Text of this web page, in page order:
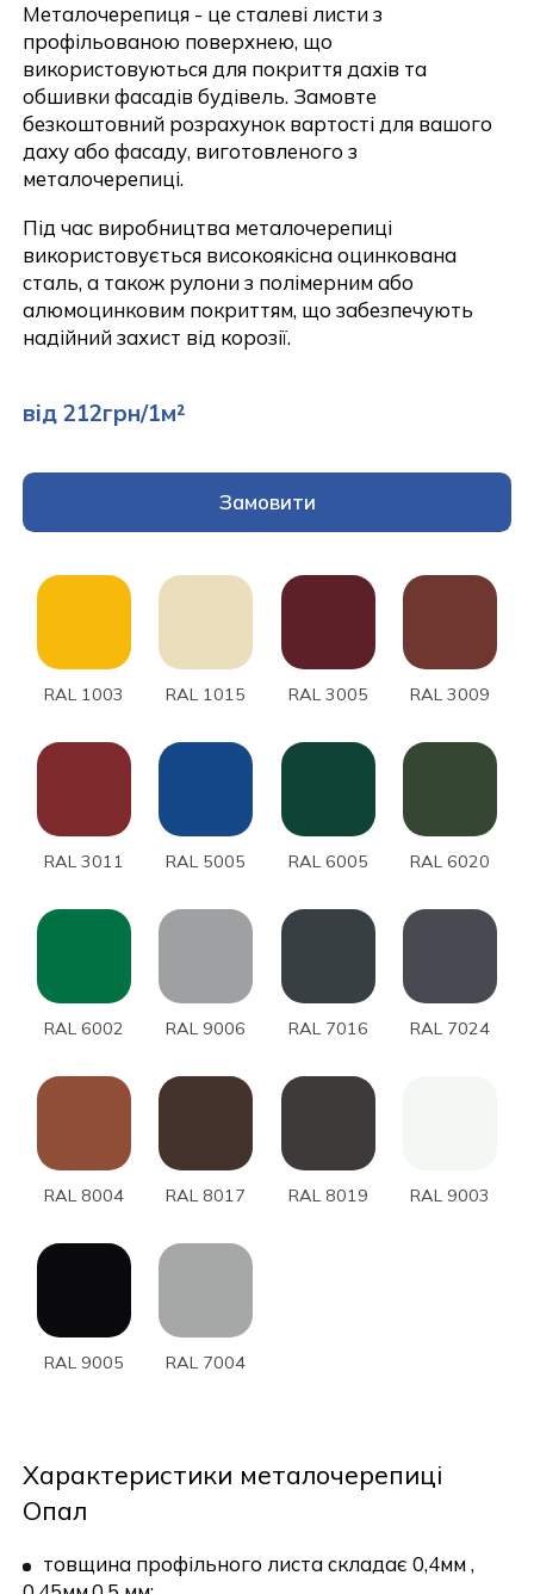
Металочерепиця - це сталеві листи з
профільованою поверхнею, що
використовуються для покриття дахів та
обшивки фасадів будівель. Замовте
безкоштовний розрахунок вартості для вашого
даху або фасаду, виготовленого з
металочерепиці.
Під час виробництва металочерепиці
використовується високоякісна оцинкована
сталь, а також рулони з полімерним або
алюмоцинковим покриттям, що забезпечують
надійний захист від корозії.
від 212грн/1м²
Замовити
RAL 1003 RAL 1015 RAL 3005 RAL 3009
RAL 3011 RAL 5005 RAL 6005 RAL 6020
RAL 6002 RAL 9006 RAL 7016 RAL 7024
RAL 8004 RAL 8017 RAL 8019 RAL 9003
RAL 9005 RAL 7004
Характеристики металочерепиці
Опал
товщина профільного листа складає 0,4мм ,